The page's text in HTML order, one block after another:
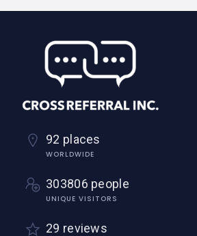
92 places
WORLDWIDE
303806 people
UNIQUE VISITORS
29 reviews